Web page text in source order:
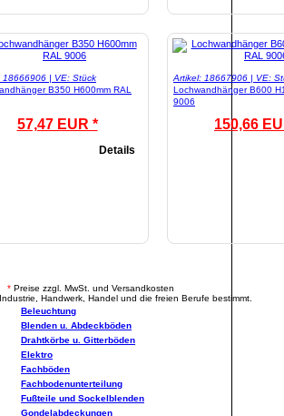
18666906 | VE: Stück
B350 H600mm RAL
57,47 EUR *
Details
Artikel: 18667906 | VE:
Lochwandhänger B600
9006
150,66
* Preise zzgl. MwSt. und Versandkosten
Handwerk, Handel und die freien Berufe bestimmt.
Beleuchtung
Blenden u. Abdeckböden
Drahtkörbe u. Gitterböden
Elektro
Fachböden
Fachbodenunterteilung
Fußteile und Sockelblenden
Gondelabdeckungen